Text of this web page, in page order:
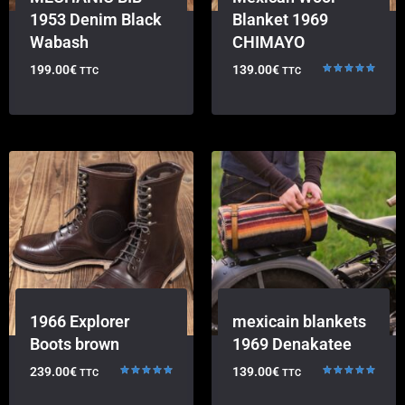
1953 Denim Black
Wabash
199.00€ TTC
Blanket 1969
CHIMAYO
139.00€ TTC
1966 Explorer
Boots brown
239.00€ TTC
mexicain blankets
1969 Denakatee
139.00€ TTC